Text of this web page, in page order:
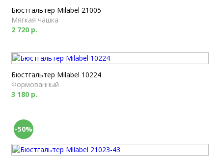
Бюстгальтер Milabel 21005
Мягкая чашка
2 720 р.
Бюстгальтер Milabel 10224
Формованный
3 180 р.
-50%